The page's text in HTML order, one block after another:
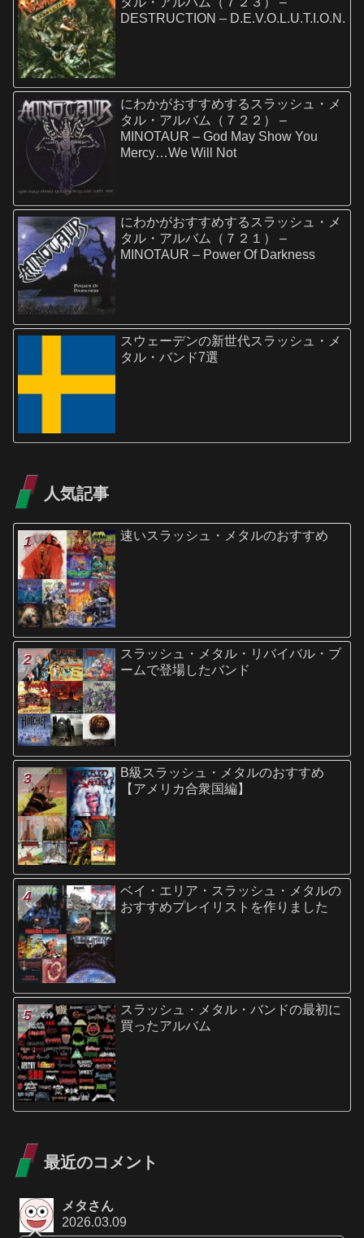
DESTRUCTION – D.E.V.O.L.U.T.I.O.N.
にわかがおすすめするスラッシュ・メ
タル・アルバム（７２２） –
MINOTAUR – God May Show You
Mercy…We Will Not
にわかがおすすめするスラッシュ・メ
タル・アルバム（７２１） –
MINOTAUR – Power Of Darkness
スウェーデンの新世代スラッシュ・メ
タル・バンド7選
人気記事
速いスラッシュ・メタルのおすすめ
スラッシュ・メタル・リバイバル・ブ
ームで登場したバンド
B級スラッシュ・メタルのおすすめ
【アメリカ合衆国編】
ベイ・エリア・スラッシュ・メタルの
おすすめプレイリストを作りました
スラッシュ・メタル・バンドの最初に
買ったアルバム
最近のコメント
メタさん
2026.03.09